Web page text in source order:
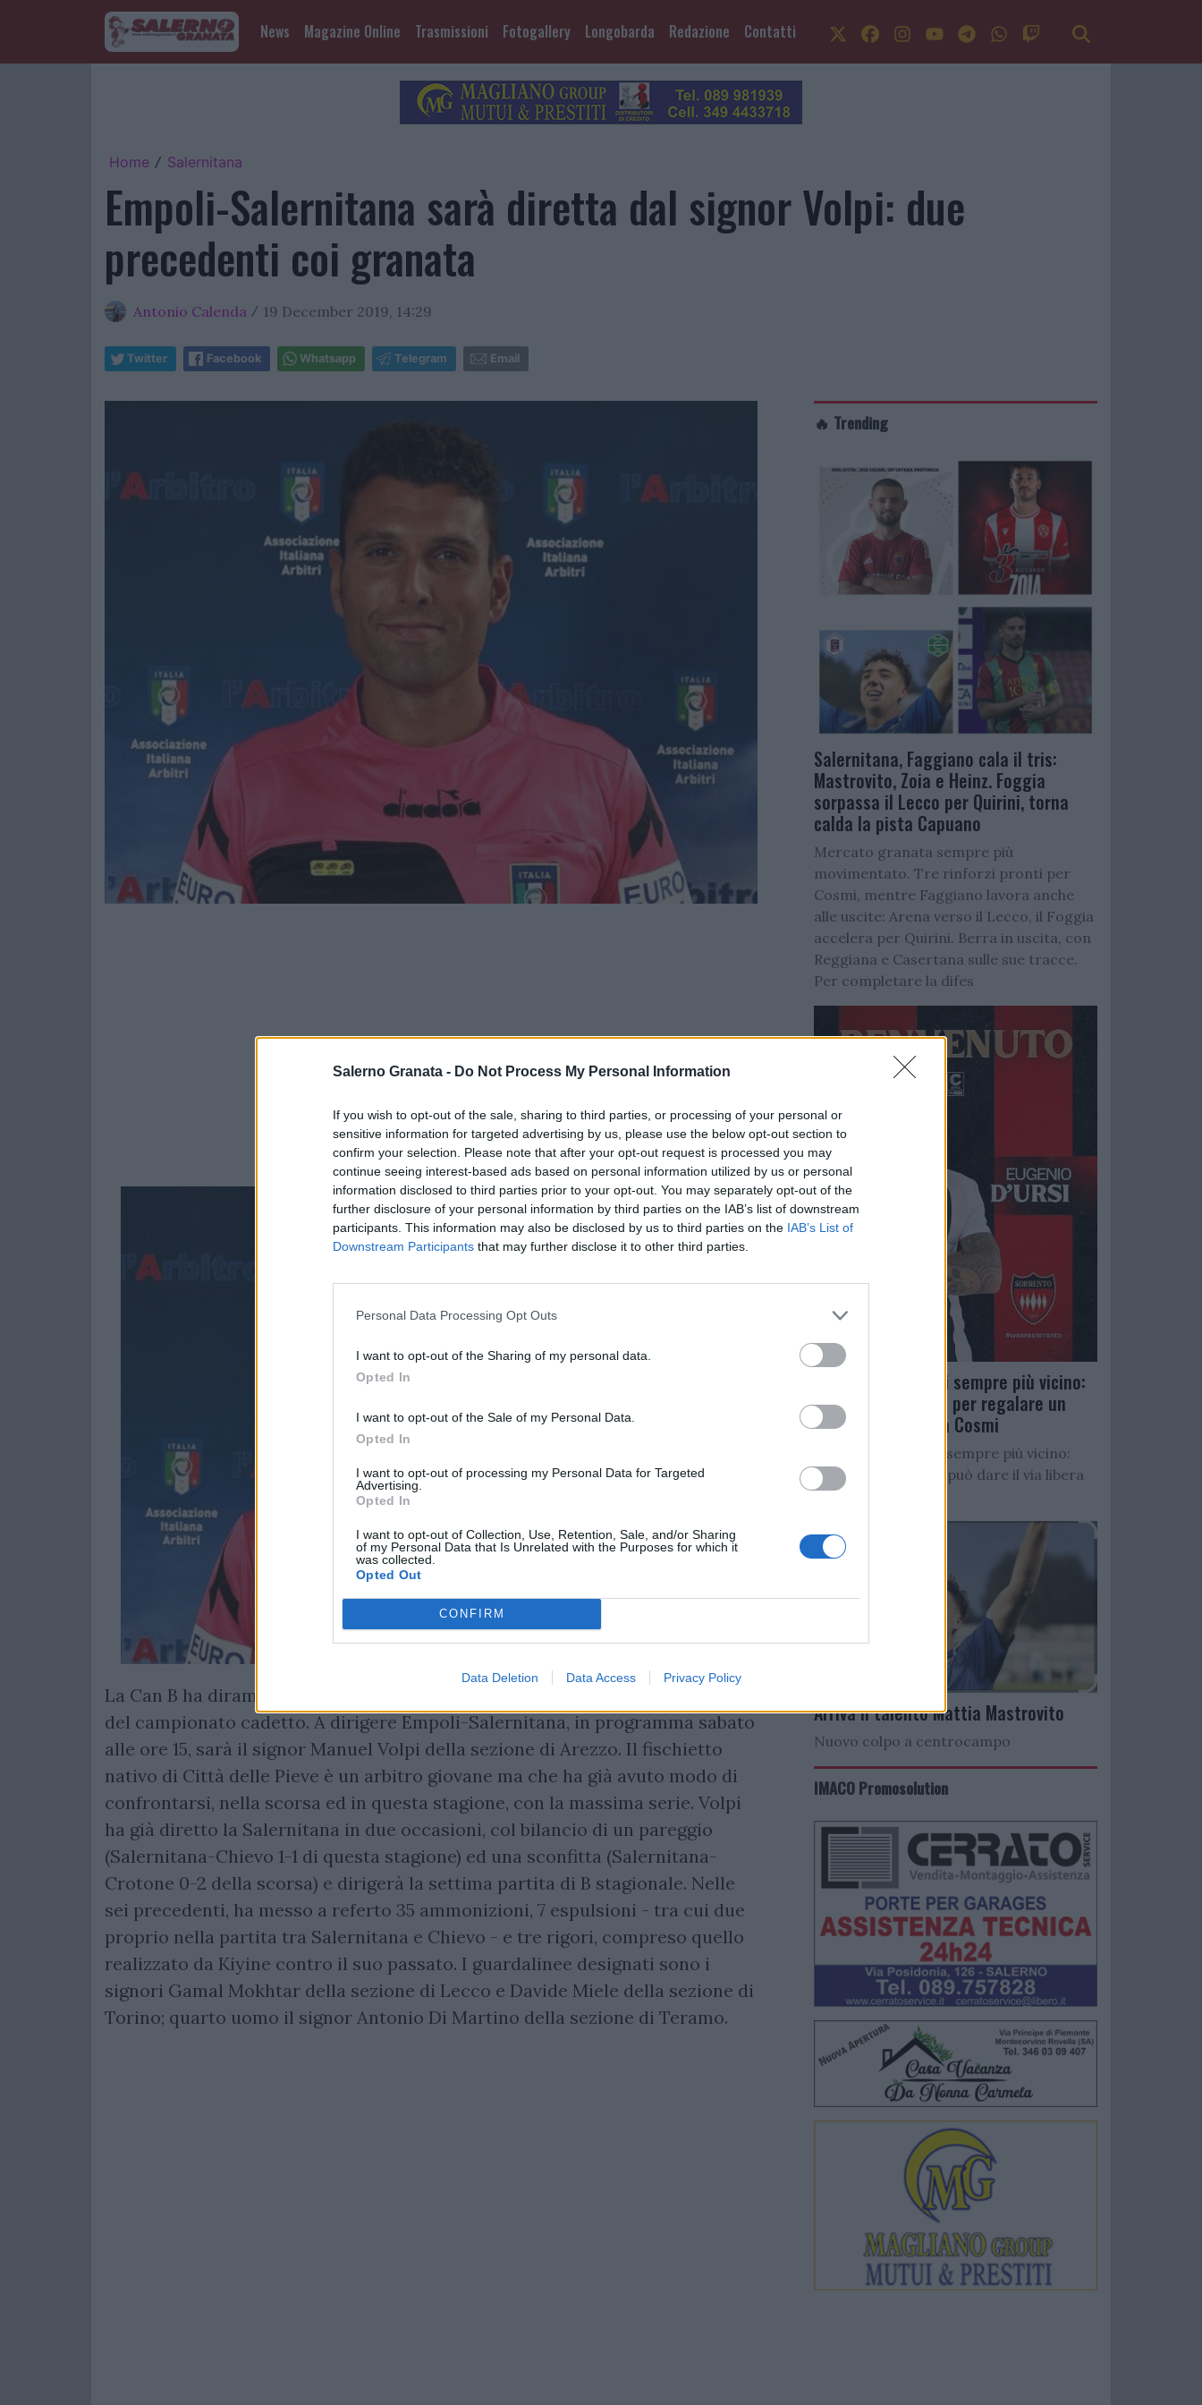
Salerno Granata - Do Not Process My Personal Information
If you wish to opt-out of the sale, sharing to third parties, or processing of your personal or
sensitive information for targeted advertising by us, please use the below opt-out section to
confirm your selection. Please note that after your opt-out request is processed you may
continue seeing interest-based ads based on personal information utilized by us or personal
information disclosed to third parties prior to your opt-out. You may separately opt-out of the
further disclosure of your personal information by third parties on the IAB’s list of downstream
participants. This information may also be disclosed by us to third parties on the IAB’s List of
Downstream Participants that may further disclose it to other third parties.
Personal Data Processing Opt Outs
I want to opt-out of the Sharing of my personal data.
Opted In
I want to opt-out of the Sale of my Personal Data.
Opted In
I want to opt-out of processing my Personal Data for Targeted
Advertising.
Opted In
I want to opt-out of Collection, Use, Retention, Sale, and/or Sharing
of my Personal Data that Is Unrelated with the Purposes for which it
was collected.
Opted Out
CONFIRM
Data Deletion Data Access Privacy Policy
News Magazine Online Trasmissioni Fotogallery Longobarda Redazione Contatti
Home / Salernitana
Empoli-Salernitana sarà diretta dal signor Volpi: due
precedenti coi granata
Antonio Calenda / 19 December 2019, 14:29
Twitter Facebook Whatsapp Telegram Email
La Can B ha diramato le designazioni arbitrali per la diciassettesima giornata
del campionato cadetto. A dirigere Empoli-Salernitana, in programma sabato
alle ore 15, sarà il signor Manuel Volpi della sezione di Arezzo. Il fischietto
nativo di Città delle Pieve è un arbitro giovane ma che ha già avuto modo di
confrontarsi, nella scorsa ed in questa stagione, con la massima serie. Volpi
ha già diretto la Salernitana in due occasioni, col bilancio di un pareggio
(Salernitana-Chievo 1-1 di questa stagione) ed una sconfitta (Salernitana-
Crotone 0-2 della scorsa) e dirigerà la settima partita di B stagionale. Nelle
sei precedenti, ha messo a referto 35 ammonizioni, 7 espulsioni - tra cui due
proprio nella partita tra Salernitana e Chievo - e tre rigori, compreso quello
realizzato da Kiyine contro il suo passato. I guardalinee designati sono i
signori Gamal Mokhtar della sezione di Lecco e Davide Miele della sezione di
Torino; quarto uomo il signor Antonio Di Martino della sezione di Teramo.
🔥 Trending
Salernitana, Faggiano cala il tris:
Mastrovito, Zoia e Heinz. Foggia
sorpassa il Lecco per Quirini, torna
calda la pista Capuano
Mercato granata sempre più
movimentato. Tre rinforzi pronti per
Cosmi, mentre Faggiano lavora anche
alle uscite: Arena verso il Lecco, il Foggia
accelera per Quirini. Berra in uscita, con
Reggiana e Casertana sulle sue tracce.
Per completare la difes
Salernitana, D’Ursi sempre più vicino:
Faggiano accelera per regalare un
altro attaccante a Cosmi
Salernitana, D’Ursi sempre più vicino:
Starita al Sorrento può dare il via libera
all’operazione
Arriva il talento Mattia Mastrovito
Nuovo colpo a centrocampo
IMACO Promosolution